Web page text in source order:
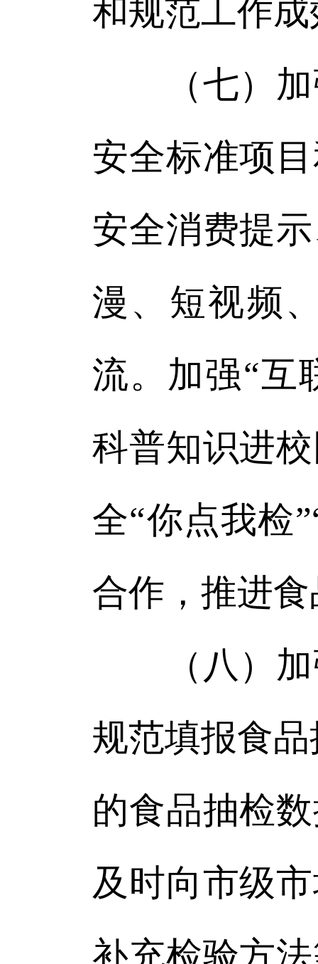
和规范工作
（七）加
安全标准项
安全消费提
漫、短视频
流。加强“互
科普知识进
全“你点我检
合作，推进
（八）加
规范填报食
的食品抽检
及时向市级
补充检验方